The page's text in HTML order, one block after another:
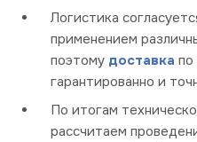
Логистика
применением
поэтому доставка
гарантированно и
По итогам
рассчитаем